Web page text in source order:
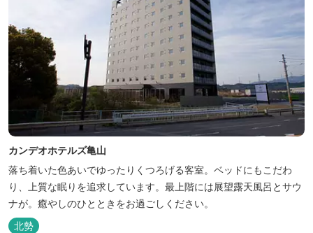
カンデオホテルズ亀山
落ち着いた色あいでゆったりくつろげる客室。ベッドにもこだわ
り、上質な眠りを追求しています。最上階には展望露天風呂とサウ
ナが。癒やしのひとときをお過ごしください。
北勢